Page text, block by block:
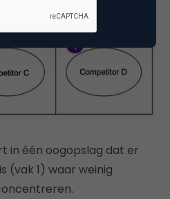
in één oogopslag dat er
(vak 1) waar weinig